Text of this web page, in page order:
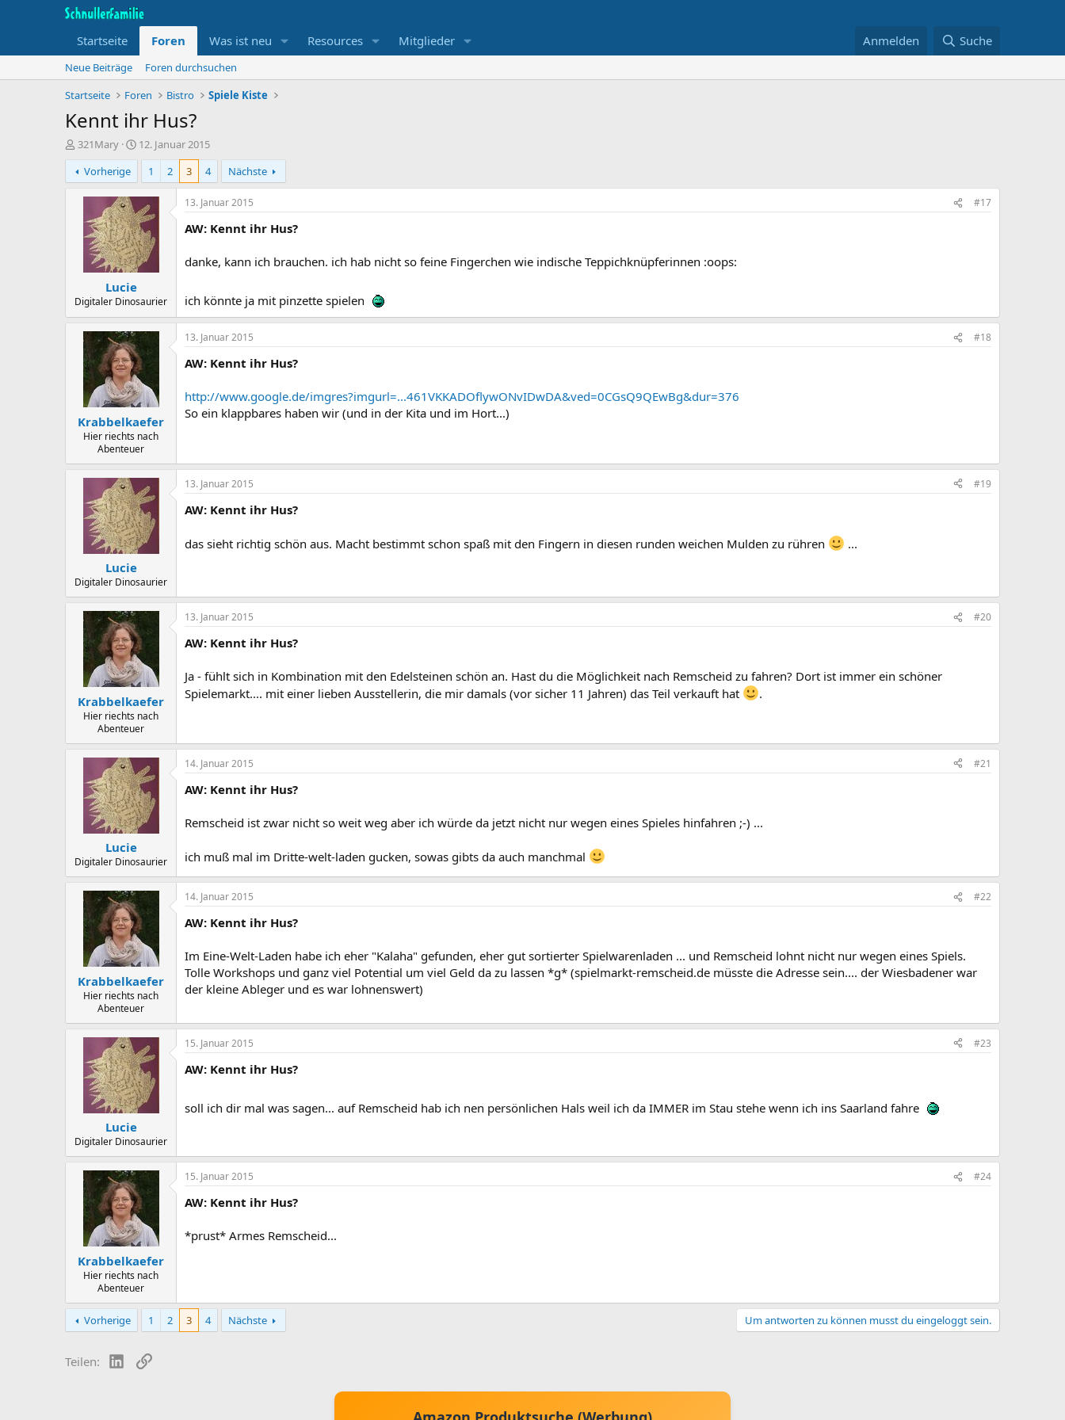
Startseite Foren Was ist neu Resources Mitglieder Anmelden Suche
Neue Beiträge
Foren durchsuchen
Startseite
Foren Bistro Spiele Kiste
Kennt ihr Hus?
T
h
e
m
e
r
321Mary
B
e
n
n
d
a
t
u
12. Januar 2015
Vorherige
1 2 3 4 Nächste
Lucie
Digitaler Dinosaurier
13. Januar 2015 #17
AW: Kennt ihr Hus?
danke, kann ich brauchen. ich hab nicht so feine Fingerchen wie indische Teppichknüpferinnen :oops:
ich könnte ja mit pinzette spielen
Krabbelkaefer
Hier riechts nach
Abenteuer
13. Januar 2015 #18
AW: Kennt ihr Hus?
http://www.google.de/imgres?imgurl=...461VKKADOflywONvIDwDA&ved=0CGsQ9QEwBg&dur=376
So ein klappbares haben wir (und in der Kita und im Hort...)
Lucie
Digitaler Dinosaurier
13. Januar 2015 #19
AW: Kennt ihr Hus?
das sieht richtig schön aus. Macht bestimmt schon spaß mit den Fingern in diesen runden weichen Mulden zu rühren ...
Krabbelkaefer
Hier riechts nach
Abenteuer
13. Januar 2015 #20
AW: Kennt ihr Hus?
Ja - fühlt sich in Kombination mit den Edelsteinen schön an. Hast du die Möglichkeit nach Remscheid zu fahren? Dort ist immer ein schöner
Spielemarkt.... mit einer lieben Ausstellerin, die mir damals (vor sicher 11 Jahren) das Teil verkauft hat
.
Lucie
Digitaler Dinosaurier
14. Januar 2015 #21
AW: Kennt ihr Hus?
Remscheid ist zwar nicht so weit weg aber ich würde da jetzt nicht nur wegen eines Spieles hinfahren ;-) ...
ich muß mal im Dritte-welt-laden gucken, sowas gibts da auch manchmal
Krabbelkaefer
Hier riechts nach
Abenteuer
14. Januar 2015 #22
AW: Kennt ihr Hus?
Im Eine-Welt-Laden habe ich eher "Kalaha" gefunden, eher gut sortierter Spielwarenladen ... und Remscheid lohnt nicht nur wegen eines Spiels.
Tolle Workshops und ganz viel Potential um viel Geld da zu lassen *g* (spielmarkt-remscheid.de müsste die Adresse sein.... der Wiesbadener war
der kleine Ableger und es war lohnenswert)
Lucie
Digitaler Dinosaurier
15. Januar 2015 #23
AW: Kennt ihr Hus?
soll ich dir mal was sagen... auf Remscheid hab ich nen persönlichen Hals weil ich da IMMER im Stau stehe wenn ich ins Saarland fahre
Krabbelkaefer
Hier riechts nach
Abenteuer
15. Januar 2015 #24
AW: Kennt ihr Hus?
*prust* Armes Remscheid...
Vorherige 1 2 3 4 Nächste Um antworten zu können musst du eingeloggt sein.
Teilen: LinkedIn
Link